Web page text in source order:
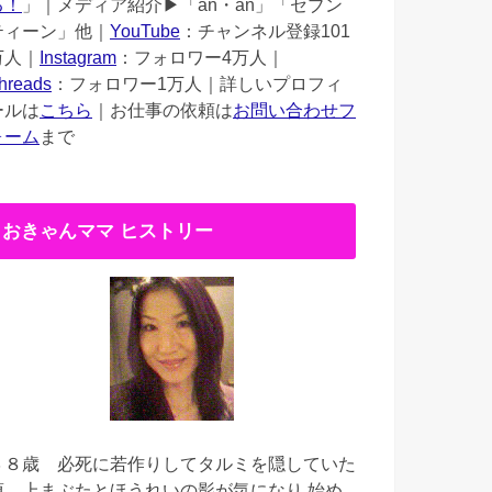
」｜メディア紹介▶︎「an・an」「セブン
ィーン」他｜ YouTube ：チャンネル登録101
｜
Instagram ：フォロワー4万人｜
：フォロワー1万人｜詳しいプロフィ
ルはこちら ｜お仕事の依頼はお問い合わせフ
ーム まで
おきゃんママ ヒストリー
８歳 必死に若作りしてタルミを隠していた